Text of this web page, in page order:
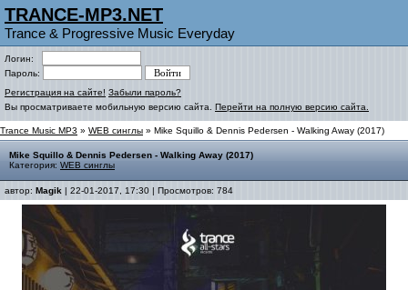
TRANCE-MP3.NET
Trance & Progressive Music Everyday
Логин:
Пароль:
Регистрация на сайте! Забыли пароль?
Вы просматриваете мобильную версию сайта. Перейти на полную версию сайта.
Trance Music MP3 » WEB синглы » Mike Squillo & Dennis Pedersen - Walking Away (2017)
Mike Squillo & Dennis Pedersen - Walking Away (2017)
Категория: WEB синглы
автор: Magik | 22-01-2017, 17:30 | Просмотров: 784